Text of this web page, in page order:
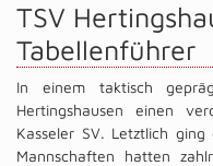
TSV
Tabellenführer
In einem taktisch
Hertingshausen einen
Kasseler SV. Letztlich
Mannschaften hatten